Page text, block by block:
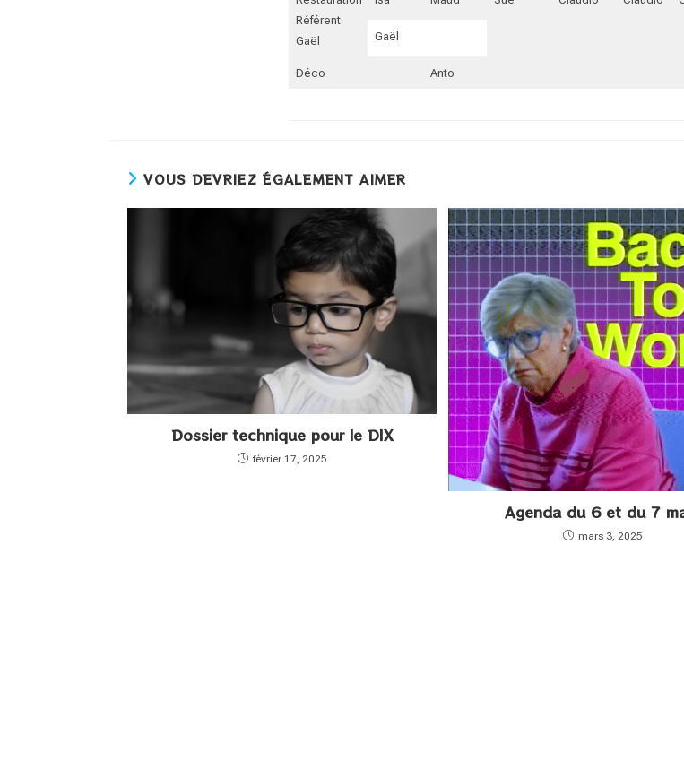
Référent
Gaël
Gaël
Déco Anto
VOUS DEVRIEZ ÉGALEMENT AIMER
Dossier technique pour le DIX
février 17, 2025
Agenda du 6 et du 7
mars 3, 2025